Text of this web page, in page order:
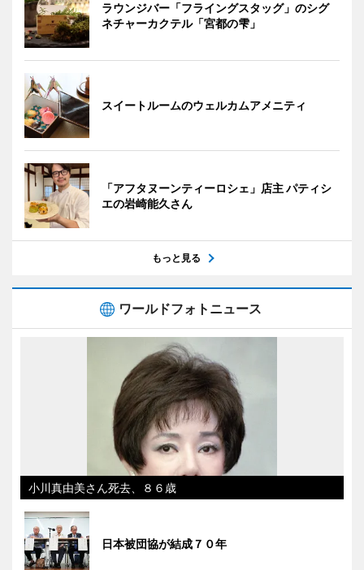
ラウンジバー「フライングスタッグ」のシグ
ネチャーカクテル「宮都の雫」
スイートルームのウェルカムアメニティ
「アフタヌーンティーロシェ」店主 パティシ
エの岩崎能久さん
もっと見る
ワールドフォトニュース
小川真由美さん死去、８６歳
日本被団協が結成７０年